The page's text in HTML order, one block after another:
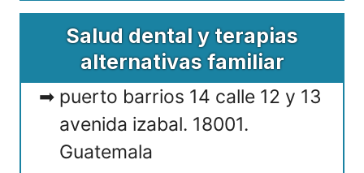
Salud dental y terapias
alternativas familiar
puerto barrios 14 calle 12 y 13
avenida izabal. 18001.
Guatemala